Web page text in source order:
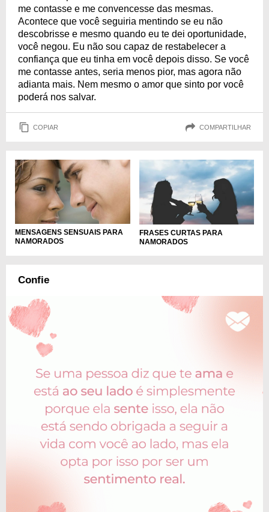
me contasse e me convencesse das mesmas.
Acontece que você seguiria mentindo se eu não
descobrisse e mesmo quando eu te dei oportunidade,
você negou. Eu não sou capaz de restabelecer a
confiança que eu tinha em você depois disso. Se você
me contasse antes, seria menos pior, mas agora não
adianta mais. Nem mesmo o amor que sinto por você
poderá nos salvar.
COPIAR COMPARTILHAR
MENSAGENS SENSUAIS PARA
NAMORADOS
FRASES CURTAS PARA
NAMORADOS
Confie